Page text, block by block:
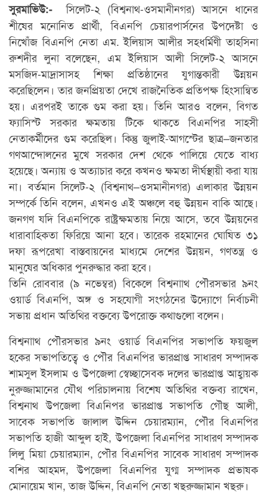
সুরমাভিউ:-সিলেট-২ (বিশ্বনাথ-ওসমানীনগর) আসনে ধানের
শীষের মনোনিত প্রার্থী, বিএনপি চেয়ারপার্সনের উপদেষ্টা ও
নিখোঁজ বিএনপি নেতা এম. ইলিয়াস আলীর সহধর্মিণী তাহসিনা
রুশদীর লুনা বলেছেন, এম ইলিয়াস আলী সিলেট-২ আসনে
মসজিদ-মাদ্রাসাসহ শিক্ষা প্রতিষ্ঠানের যুগান্তকারী উন্নয়ন
করেছিলেন। তার জনপ্রিয়তা দেখে রাজনৈতিক প্রতিপক্ষ হিংসান্বিত
হয়। এরপরই তাকে গুম করা হয়। তিনি আরও বলেন, বিগত
ফ্যাসিস্ট সরকার ক্ষমতায় টিকে থাকতে বিএনপির সাহসী
নেতাকর্মীদের গুম করেছিল। কিন্তু জুলাই-আগস্টের ছাত্র–জনতার
গণআন্দোলনের মুখে সরকার দেশ থেকে পালিয়ে যেতে বাধ্য
হয়েছে। অন্যায় ও অত্যাচার করে কখনও ক্ষমতা দীর্ঘস্থায়ী করা যায়
না। বর্তমান সিলেট-২ (বিশ্বনাথ–ওসমানীনগর) এলাকার উন্নয়ন
সম্পর্কে তিনি বলেন, এখনও এই অঞ্চলে বহু উন্নয়ন বাকি আছে।
জনগণ যদি বিএনপিকে রাষ্ট্রক্ষমতায় নিয়ে আসে, তবে উন্নয়নের
ধারাবাহিকতা ফিরিয়ে আনা হবে। তারেক রহমানের ঘোষিত ৩১
দফা রূপরেখা বাস্তবায়নের মাধ্যমে দেশের উন্নয়ন, গণতন্ত্র ও
মানুষের অধিকার পুনরুদ্ধার করা হবে।
তিনি রোববার (৯ নভেম্বর) বিকেলে বিশ্বনাাথ পৌরসভার ৯নং
ওয়ার্ড বিএনপি, অঙ্গ ও সহযোগী সংগঠনের উদ্যোগে নির্বাচনী
সভায় প্রধান অতিথির বক্তব্যে উপরোক্ত কথাগুলো বলেন।
বিশ্বনাাথ পৌরসভার ৯নং ওয়ার্ড বিএনপির সভাপতি ফয়জুল
হকের সভাপতিত্বে ও পৌর বিএনপির ভারপ্রাপ্ত সাধারণ সম্পাদক
শামসুল ইসলাম ও উপজেলা স্বেচ্ছাসেবক দলের ভারপ্রাপ্ত আহ্বায়ক
নুরুজ্জামানের যৌথ পরিচালনায় বিশেষ অতিথির বক্তব্য রাখেন,
বিশ্বনাথ উপজেলা বিএনিপর ভারপ্রাপ্ত সভাপতি গৌছ আলী,
সাবেক সভাপতি জালাল উদ্দিন চেয়ারম্যান, পৌর বিএনপির
সভাপতি হাজী আব্দুল হাই, উপজেলা বিএনপির সাধারণ সম্পাদক
লিলু মিয়া চেয়ারম্যান, পৌর বিএনপির সাবেক সাধারণ সম্পাদক
বশির আহমদ, উপজেলা বিএনপির যুগ্ম সম্পাদক প্রভাষক
মোনায়েম খান, তাজ উদ্দিন, বিএনপি নেতা খছরুজ্জামান খছরু।